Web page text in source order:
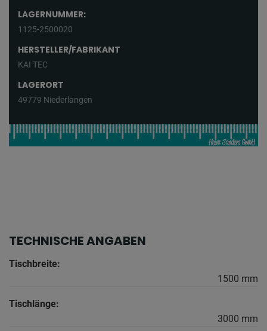
LAGERNUMMER:
1125-2500020
HERSTELLER/FABRIKANT
KAI TEC
LAGERORT
49779 Niederlangen
TECHNISCHE ANGABEN
Tischbreite:
1500 mm
Tischlänge:
3000 mm